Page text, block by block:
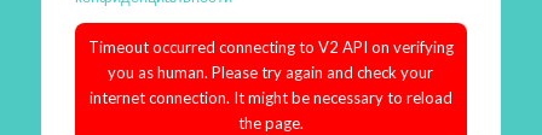
Timeout occurred connecting to V2 API on verifying
you as human. Please try again and check your
internet connection. It might be necessary to reload
the page.